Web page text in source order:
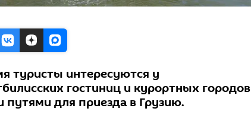
туристы интересуются у
гостиниц и курортных городов
путями для приезда в Грузию.